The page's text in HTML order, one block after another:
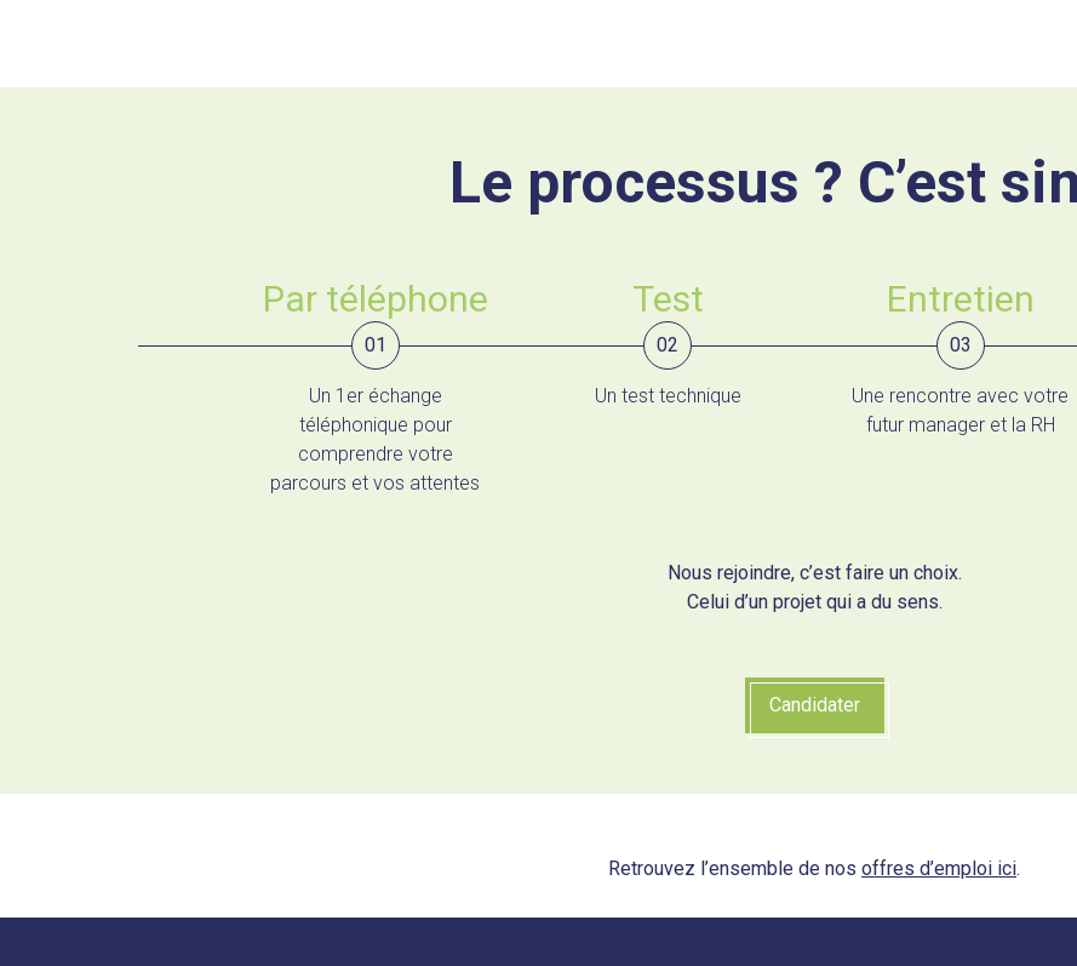
Le processus ? C’est
Par téléphone Test Entretien
01
Un 1er échange
téléphonique pour
comprendre votre
parcours et vos attentes
02
Un test technique
03
Une rencontre avec votre
futur manager et la RH
Nous rejoindre, c’est faire un choix.
Celui d’un projet qui a du sens.
Candidater
Retrouvez l’ensemble de nos offres d’emploi ici.